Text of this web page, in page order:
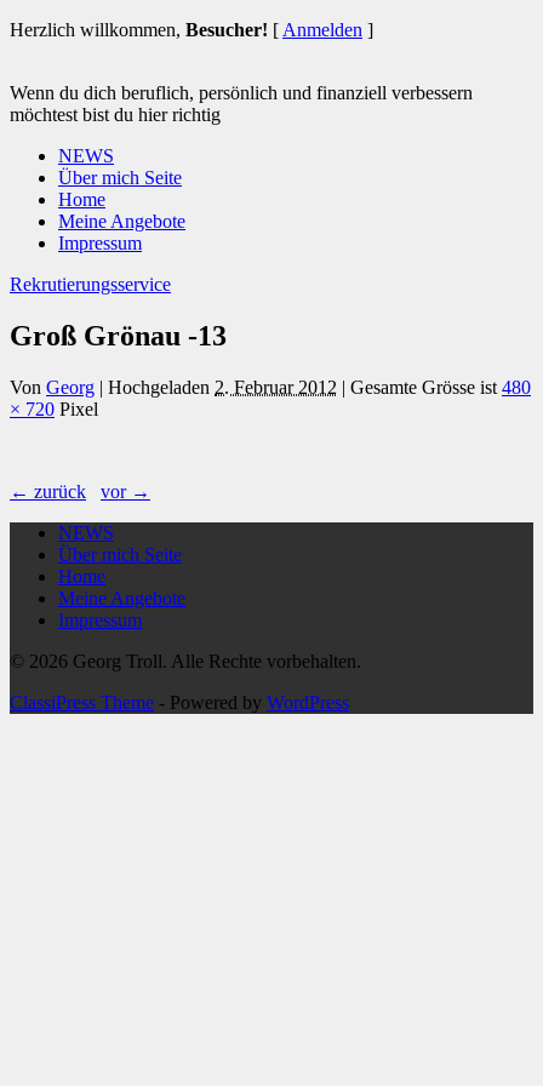
Herzlich willkommen, Besucher! [ Anmelden ]
Wenn du dich beruflich, persönlich und finanziell verbessern
möchtest bist du hier richtig
NEWS
Über mich Seite
Home
Meine Angebote
Impressum
Rekrutierungsservice
Groß Grönau -13
Von Georg | Hochgeladen 2. Februar 2012 | Gesamte Grösse ist 480
× 720 Pixel
← zurück
vor →
NEWS
Über mich Seite
Home
Meine Angebote
Impressum
© 2026 Georg Troll. Alle Rechte vorbehalten.
ClassiPress Theme - Powered by WordPress